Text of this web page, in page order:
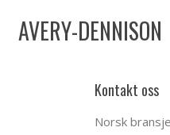
AVERY-DENNISON
Kontakt oss
Norsk